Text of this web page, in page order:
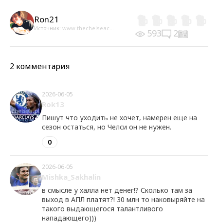
Ron21
Источник: www.thechelseac... 593 2
2 комментария
2026-06-05
Rok13
Пишут что уходить не хочет, намерен еще на
сезон остаться, но Челси он не нужен.
0
2026-06-05
Mishka_Sakhalin
в смысле у халла нет денег!? Сколько там за
выход в АПЛ платят?! 30 млн то наковыряйте на
такого выдающегося талантливого
нападающего)))